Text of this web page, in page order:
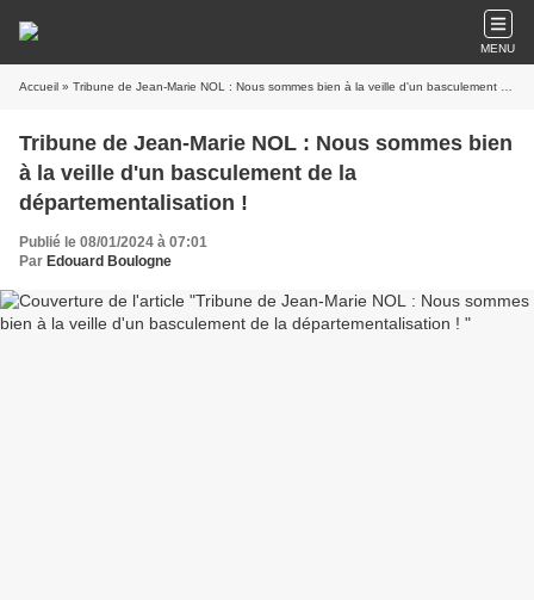
MENU
Accueil » Tribune de Jean-Marie NOL : Nous sommes bien à la veille d'un basculement de la départementalisation !
Tribune de Jean-Marie NOL : Nous sommes bien
à la veille d'un basculement de la
départementalisation !
Publié le 08/01/2024 à 07:01
Par Edouard Boulogne